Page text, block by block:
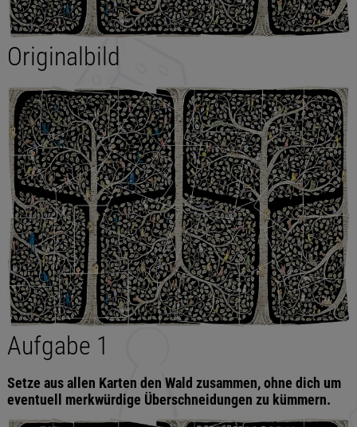
Originalbild
Aufgabe 1
Setze aus allen Karten den Wald zusammen, ohne dich um
eventuell merkwürdige Überschneidungen zu kümmern.